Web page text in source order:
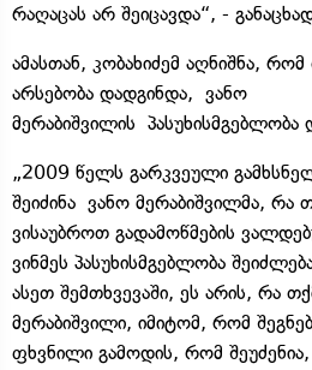
რაღაცას არ შეიცავდა“, -
ამასთან, კობახიძემ აღნიშნა,
არსებობა დადგინდა, ვანო
მერაბიშვილის პასუხისმგებლობა
„2009 წელს გარკვეული
შეიძინა ვანო მერაბიშვილმა, რა
ვისაუბროთ გადამოწმების
ვინმეს პასუხისმგებლობა
ასეთ შემთხვევაში, ეს არის, რა
მერაბიშვილი, იმიტომ, რომ
ფხვნილი გამოდის, რომ